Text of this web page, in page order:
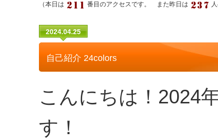
（本日は 番目のアクセスです。 また昨日は
2024.04.25
自己紹介 24colors
こんにちは！2024
す！